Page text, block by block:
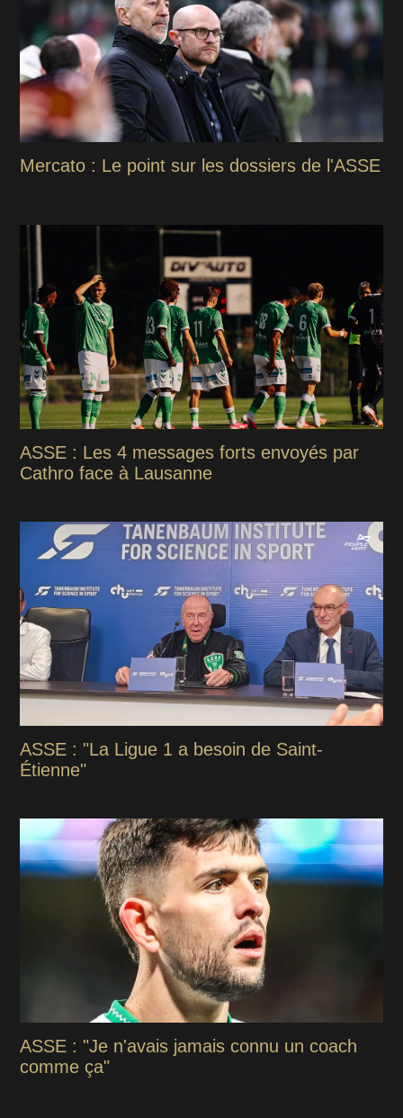
Mercato : Le point sur les dossiers de l'ASSE
ASSE : Les 4 messages forts envoyés par
Cathro face à Lausanne
ASSE : "La Ligue 1 a besoin de Saint-
Étienne"
ASSE : "Je n'avais jamais connu un coach
comme ça"